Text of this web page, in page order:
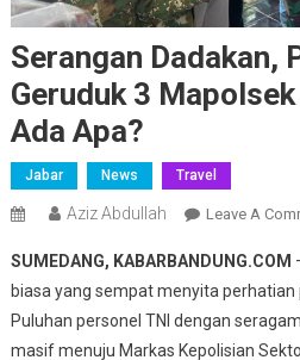
Serangan Dadakan,
Geruduk 3
Ada Apa?
Jabar News Travel
Aziz Abdullah Leave A
SUMEDANG, KABARBANDUNG.COM
biasa yang sempat menyita perhatian
Puluhan personel TNI dengan
masif menuju Markas Kepolisian